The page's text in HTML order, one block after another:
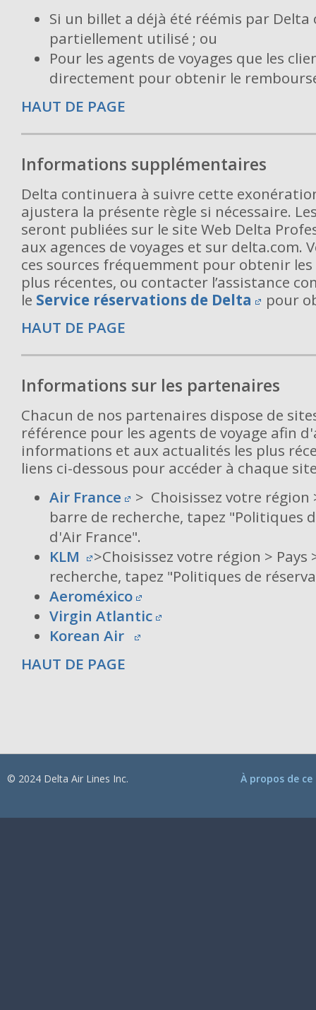
Si un billet a déjà été réémis par Delta
partiellement utilisé ; ou
Pour les agents de voyages que les
directement pour obtenir le
HAUT DE PAGE
Informations supplémentaires
Delta continuera à suivre cette
ajustera la présente règle si nécessaire.
seront publiées sur le site Web Delta
aux agences de voyages et sur delta.com.
ces sources fréquemment pour obtenir
plus récentes, ou contacter l’assistance
le Service réservations de Delta
pour
HAUT DE PAGE
Informations sur les partenaires
Chacun de nos partenaires dispose de
référence pour les agents de voyage afin
informations et aux actualités les plus
liens ci-dessous pour accéder à chaque
Air France
> Choisissez votre région
barre de recherche, tapez "Politiques
d'Air France".
KLM
>Choisissez votre région > Pays
recherche, tapez "Politiques de
Aeroméxico
Virgin Atlantic
Korean Air
HAUT DE PAGE
© 2024 Delta Air Lines Inc. À propos de